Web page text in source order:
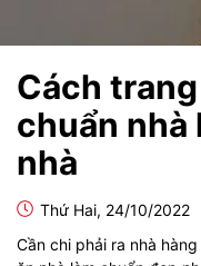
Cách
chuẩn nhà
nhà
Thứ Hai, 24/10/2022
Cần chi phải ra nhà